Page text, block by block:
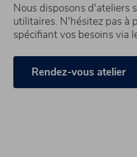
Nous disposons d'ateliers
utilitaires. N'hésitez pas à
spécifiant vos besoins via
Rendez-vous atelier